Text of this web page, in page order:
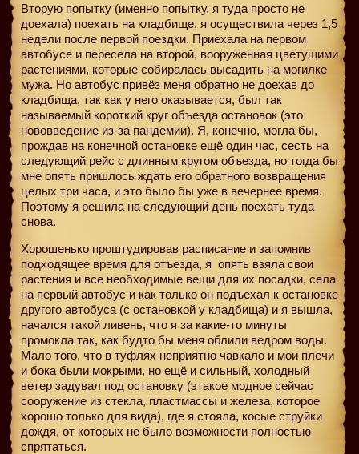
Вторую попытку (именно попытку, я туда просто не
доехала) поехать на кладбище, я осуществила через 1,5
недели после первой поездки. Приехала на первом
автобусе и пересела на второй, вооруженная цветущими
растениями, которые собиралась высадить на могилке
мужа. Но автобус привёз меня обратно не доехав до
кладбища, так как у него оказывается, был так
называемый короткий круг объезда остановок (это
нововведение из-за пандемии). Я, конечно, могла бы,
прождав на конечной остановке ещё один час, сесть на
следующий рейс с длинным кругом объезда, но тогда бы
мне опять пришлось ждать его обратного возвращения
целых три часа, и это было бы уже в вечернее время.
Поэтому я решила на следующий день поехать туда
снова.
Хорошенько проштудировав расписание и запомнив
подходящее время для отъезда, я опять взяла свои
растения и все необходимые вещи для их посадки, села
на первый автобус и как только он подъехал к остановке
другого автобуса (с остановкой у кладбища) и я вышла,
начался такой ливень, что я за какие-то минуты
промокла так, как будто бы меня облили ведром воды.
Мало того, что в туфлях неприятно чавкало и мои плечи
и бока были мокрыми, но ещё и сильный, холодный
ветер задувал под остановку (этакое модное сейчас
сооружение из стекла, пластмассы и железа, которое
хорошо только для вида), где я стояла, косые струйки
дождя, от которых не было возможности полностью
спрятаться.